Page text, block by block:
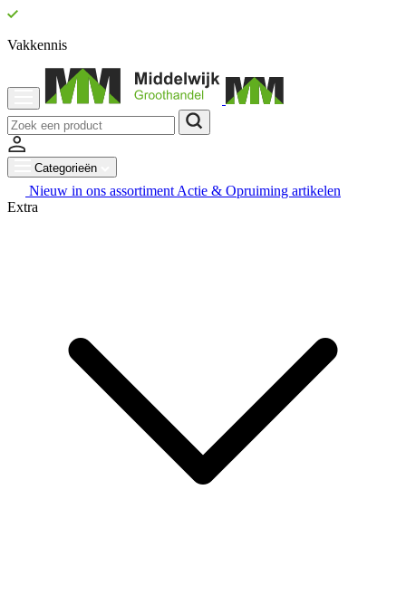
Vakkennis
Categorieën
Nieuw in ons assortiment Actie & Opruiming artikelen
Extra